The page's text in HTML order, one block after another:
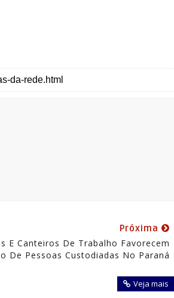
Próxima
E Canteiros De Trabalho Favorecem
De Pessoas Custodiadas No Paraná
Veja mais